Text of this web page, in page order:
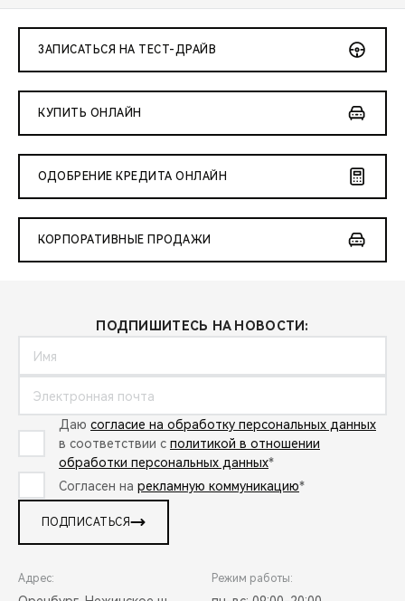
ЗАПИСАТЬСЯ НА ТЕСТ-ДРАЙВ
КУПИТЬ ОНЛАЙН
ОДОБРЕНИЕ КРЕДИТА ОНЛАЙН
КОРПОРАТИВНЫЕ ПРОДАЖИ
ПОДПИШИТЕСЬ НА НОВОСТИ:
Даю согласие на обработку персональных данных
в соответствии с политикой в отношении
обработки персональных данных*
Согласен на рекламную коммуникацию*
ПОДПИСАТЬСЯ
Адрес: Режим работы: